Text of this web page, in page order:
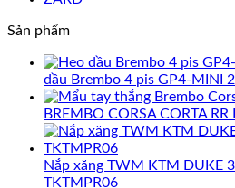
Sản phẩm
dầu Brembo 4 pis GP4-MINI
BREMBO CORSA CORTA RR
Nắp xăng TWM KTM DUKE
TKTMPR06